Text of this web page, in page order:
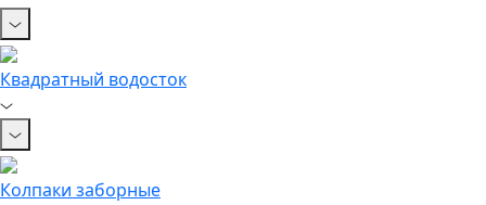
Квадратный водосток
Колпаки заборные